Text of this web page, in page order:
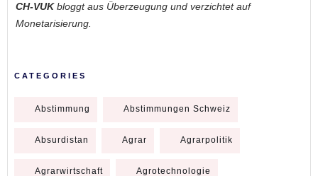
CH-VUKbloggt aus Überzeugung und verzichtet auf
Monetarisierung.
CATEGORIES
Abstimmung Abstimmungen Schweiz
Absurdistan Agrar Agrarpolitik
Agrarwirtschaft Agrotechnologie